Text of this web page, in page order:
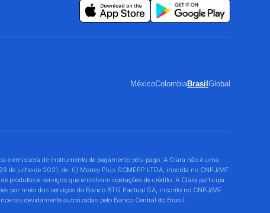
MéxicoColombiaBrasil Global
e emissora de instrumento de pagamento pós-pago. A Clara não é uma
de julho de 2021, de: (i) Money Plus SCMEPP LTDA, inscrita no CNPJ/MF
e serviços que envolvam operações de crédito. A Clara participa
por meio dos serviços do Banco BTG Pactual SA, inscrito no CNPJ/MF
devidamente autorizadas pelo Banco Central do Brasil.